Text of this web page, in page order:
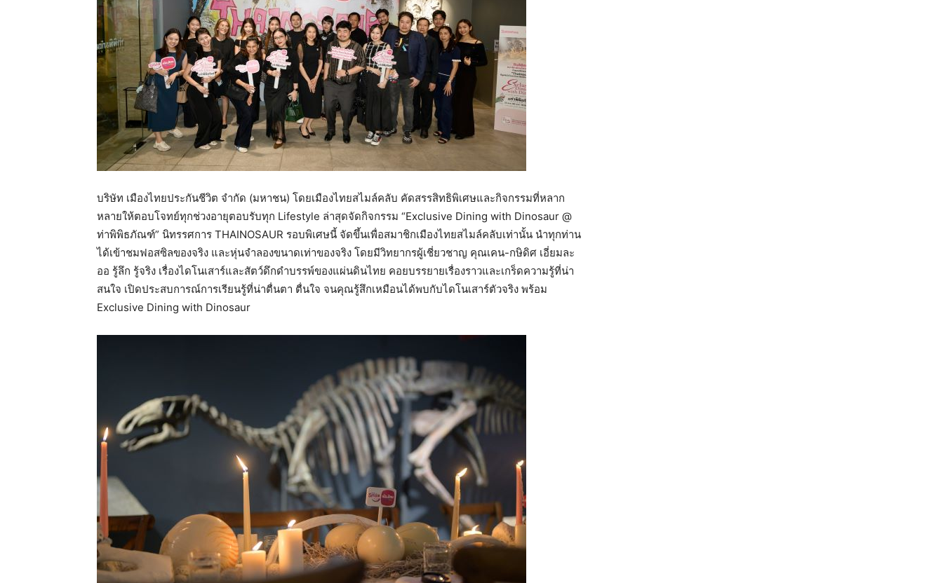
บริษัท เมืองไทยประกันชีวิต จำกัด (มหาชน) โดยเมืองไทยสไมล์คลับ คัดสรรสิทธิพิเศษและกิจกรรมที่หลาก
หลายให้ตอบโจทย์ทุกช่วงอายุตอบรับทุก Lifestyle ล่าสุดจัดกิจกรรม “Exclusive Dining with Dinosaur @
ท่าพิพิธภัณฑ์” นิทรรศการ THAINOSAUR รอบพิเศษนี้ จัดขึ้นเพื่อสมาชิกเมืองไทยสไมล์คลับเท่านั้น นำทุกท่าน
ได้เข้าชมฟอสซิลของจริง และหุ่นจำลองขนาดเท่าของจริง โดยมีวิทยากรผู้เชี่ยวชาญ คุณเคน-กษิดิศ เอี่ยมละ
ออ รู้ลึก รู้จริง เรื่องไดโนเสาร์และสัตว์ดึกดำบรรพ์ของแผ่นดินไทย คอยบรรยายเรื่องราวและเกร็ดความรู้ที่น่า
สนใจ เปิดประสบการณ์การเรียนรู้ที่น่าตื่นตา ตื่นใจ จนคุณรู้สึกเหมือนได้พบกับไดโนเสาร์ตัวจริง พร้อม
Exclusive Dining with Dinosaur